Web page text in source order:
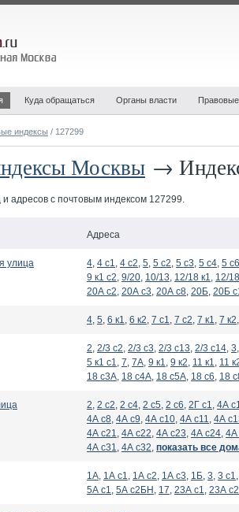
Куда обращаться Органы власти
индексы / 127299
Москвы →
и адресов с почтовым индексом 127299.
Адреса
улица 4, 4 с1, 4 с2, 5, 5 с2, 5 с3, 5 с4, 5 с6
9 к1 с2, 9/20, 10/13, 12/18 к1, 12/
20А с2, 20А с3, 20А с8, 20Б, 20Б
4, 5, 6 к1, 6 к2, 7 с1, 7 с2, 7 к1, 7 к2
2, 2/3 с2, 2/3 с3, 2/3 с13, 2/3 с14, 3
5 к1 с1, 7, 7А, 9 к1, 9 к2, 11 к1, 11
18 с3А, 18 с4А, 18 с5А, 18 с6, 18
2, 2 с2, 2 с4, 2 с5, 2 с6, 2Г с1, 4А
4А с8, 4А с9, 4А с10, 4А с11, 4А
4А с21, 4А с22, 4А с23, 4А с24, 4А
4А с31, 4А с32, показать все
1А, 1А с1, 1А с2, 1А с3, 1Б, 3, 3 с1
5А с1, 5А с2БН , 17, 23А с1, 23А с2